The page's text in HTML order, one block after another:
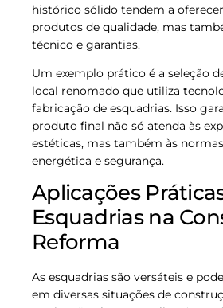
histórico sólido tendem a
produtos de qualidade, mas
técnico e garantias.
Um exemplo prático é a seleção
local renomado que utiliza
fabricação de esquadrias. Isso
produto final não só atenda às
estéticas, mas também às
energética e segurança.
Aplicações
Esquadrias na
Reforma
As esquadrias são versáteis e
em diversas situações de